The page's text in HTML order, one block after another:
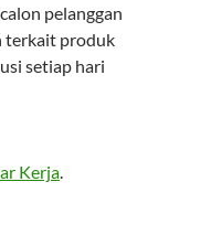
pelanggan
terkait produk
setiap hari
Kerja.